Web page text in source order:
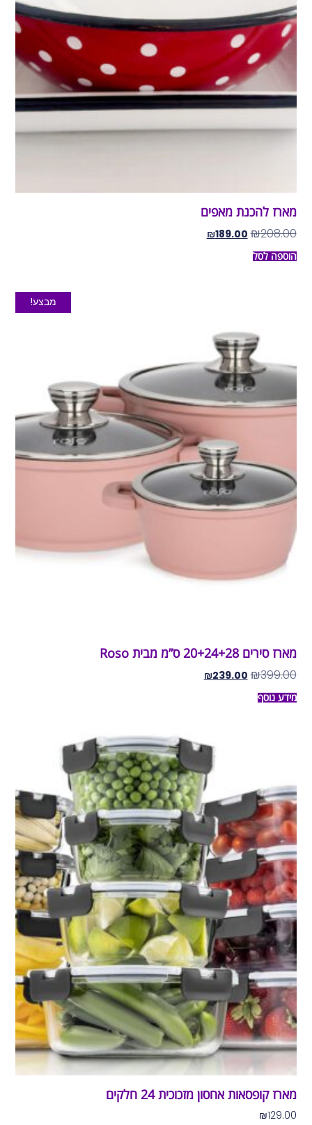
מארז להכנת מאפים
₪208.00
₪189.00
הוספה לסל
מבצע!
מארז סירים 20+24+28 ס”מ מבית Roso
₪399.00
₪239.00
מידע נוסף
מארז קופסאות אחסון מזכוכית 24 חלקים
₪129.00